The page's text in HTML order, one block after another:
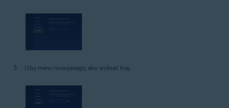
Użyj menu rozwijanego, aby wybrać kraj.